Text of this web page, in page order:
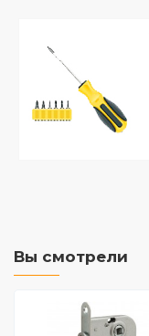
Вы смотрели